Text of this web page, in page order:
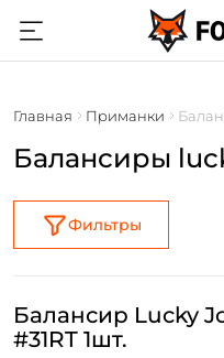
Главная Приманки
Балансиры
Фильтры
Балансир Lucky
#31RT 1шт.